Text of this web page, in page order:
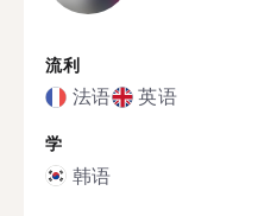
流利
法语 英语
学
韩语